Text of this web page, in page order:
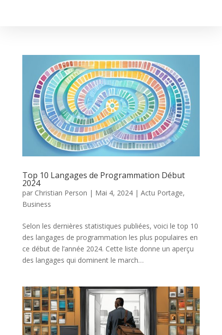
Top 10 Langages de Programmation Début
2024
par Christian Person | Mai 4, 2024| Actu Portage,
Business
Selon les dernières statistiques publiées, voici le top 10
des langages de programmation les plus populaires en
ce début de l’année 2024. Cette liste donne un aperçu
des langages qui dominent le march…